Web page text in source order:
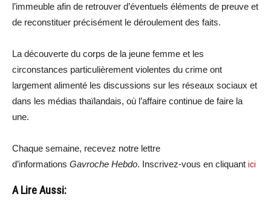
l’immeuble afin de retrouver d’éventuels éléments de preuve et
de reconstituer précisément le déroulement des faits.
La découverte du corps de la jeune femme et les
circonstances particulièrement violentes du crime ont
largement alimenté les discussions sur les réseaux sociaux et
dans les médias thaïlandais, où l’affaire continue de faire la
une.
Chaque semaine, recevez notre lettre
d’informations Gavroche Hebdo. Inscrivez-vous en cliquant ici
A Lire Aussi: